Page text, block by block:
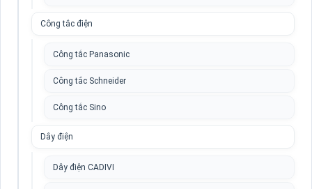
Công tắc điện
Công tắc Panasonic
Công tắc Schneider
Công tắc Sino
Dây điện
Dây điện CADIVI